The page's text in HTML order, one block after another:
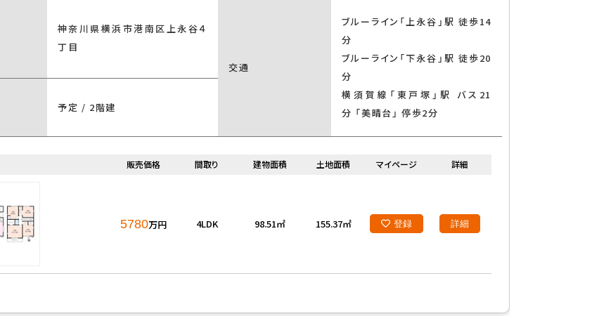
対面式キッチン アイランドキッチン
神奈川県横浜市港南区上永谷４
丁目
交通
ブルーライン「上永谷」駅 徒歩14
分
ブルーライン「下永谷」駅 徒歩20
分
横須賀線「東戸塚」駅 バス21
分 「美晴台」 停歩2分
予定 / 2階建
販売価格 間取り 建物面積 土地面積 マイページ 詳細
5780万円 4LDK 98.51㎡ 155.37㎡ 登録 詳細